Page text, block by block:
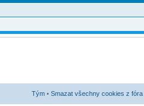
Tým • Smazat všechny cookies z fóra